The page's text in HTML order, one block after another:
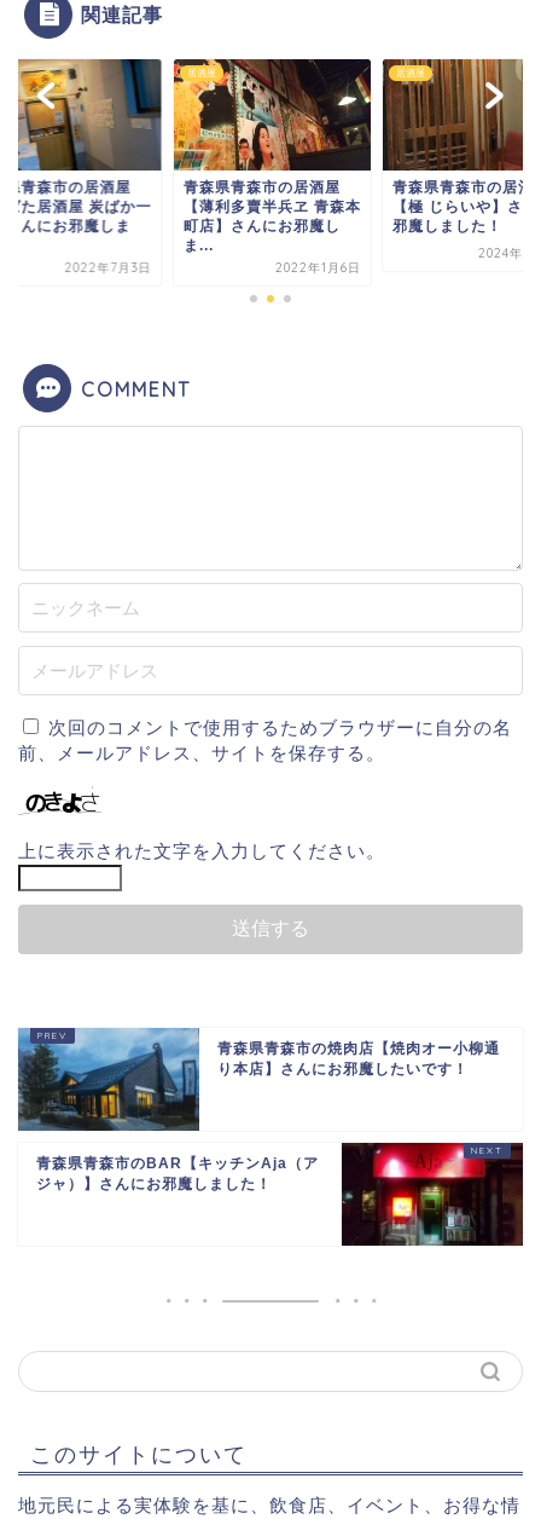
関連記事
居酒屋
森県青森市の居酒屋
薄利多賣半兵ヱ 青森本
店】さんにお邪魔し
2022年1月6日
居酒屋
青森県青森市の居酒屋
【極 じらいや】さんにお
邪魔しました！
居酒屋
青森県青森市の
【炉ばた居酒屋
代】さんにお邪
COMMENT
次回のコメントで使用するためブラウザーに自分の名
前、メールアドレス、サイトを保存する。
上に表示された文字を入力してください。
青森県青森市の焼肉店【焼肉オー小柳通
り本店】さんにお邪魔したいです！
青森県青森市のBAR【キッチンAja（ア
ジャ）】さんにお邪魔しました！
このサイトについて
地元民による実体験を基に、飲食店、イベント、お得な情